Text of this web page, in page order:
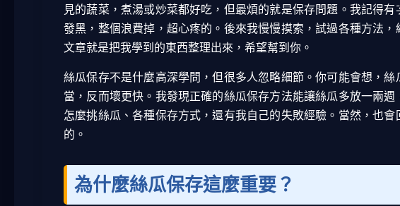
見的蔬菜，煮湯或炒菜都好吃，但最煩的就是保存問題。我記得
發黑，整個浪費掉，超心疼的。後來我慢慢摸索，試過各種方法
文章就是把我學到的東西整理出來，希望幫到你。
絲瓜保存不是什麼高深學問，但很多人忽略細節。你可能會想，
當，反而壞更快。我發現正確的絲瓜保存方法能讓絲瓜多放一兩
怎麼挑絲瓜、各種保存方式，還有我自己的失敗經驗。當然，也
的。
為什麼絲瓜保存這麼重要？